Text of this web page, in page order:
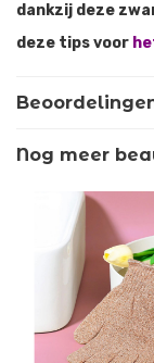
dankzij deze
deze tips voor
Nog meer